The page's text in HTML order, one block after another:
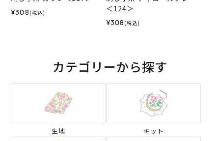
¥308 (税込)
＜124＞
¥308 (税込)
カテゴリーから探す
生地 キット